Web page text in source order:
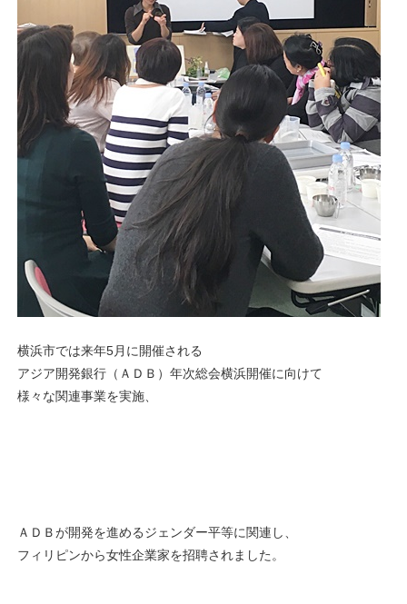
横浜市では来年5月に開催される
アジア開発銀行（ＡＤＢ）年次総会横浜開催に向けて
様々な関連事業を実施、
ＡＤＢが開発を進めるジェンダー平等に関連し、
フィリピンから女性企業家を招聘されました。